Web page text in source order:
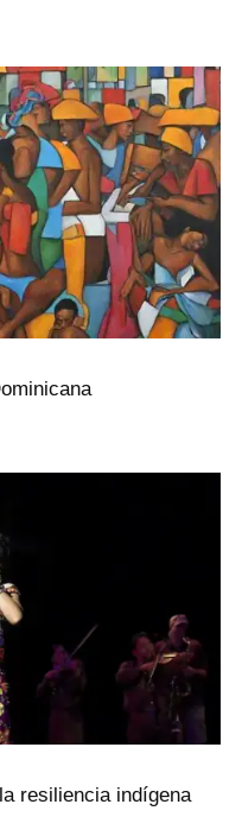
resiliencia indígena